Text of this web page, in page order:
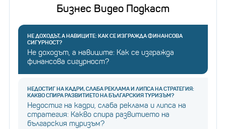
Бизнес Видео Подкаст
НЕ ДОХОДЪТ, А НАВИЦИТЕ: КАК СЕ ИЗГРАЖДА ФИНАНСОВА
СИГУРНОСТ?
Не доходът, а навиците: Как се изгражда
финансова сигурност?
НЕДОСТИГ НА КАДРИ, СЛАБА РЕКЛАМА И ЛИПСА НА СТРАТЕГИЯ:
КАКВО СПИРА РАЗВИТИЕТО НА БЪЛГАРСКИЯ ТУРИЗЪМ?
Недостиг на кадри, слаба реклама и липса на
стратегия: Какво спира развитието на
българския туризъм?